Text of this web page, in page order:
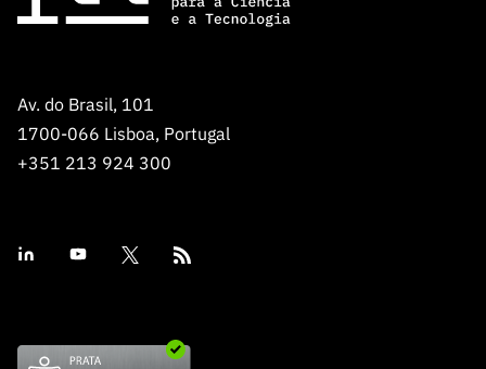
Av. do Brasil, 101
1700-066 Lisboa, Portugal
+351 213 924 300